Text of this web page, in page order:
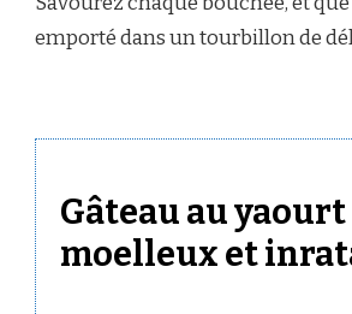
emporté dans un tourbillon de
Gâteau au yaourt
moelleux et